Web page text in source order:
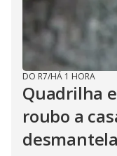
DO R7/HÁ 1 HORA
Quadrilha
roubo a